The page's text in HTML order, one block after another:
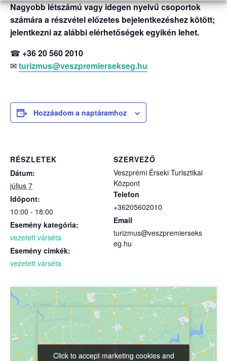
Nagyobb létszámú vagy idegen nyelvű csoportok
számára a részvétel előzetes bejelentkezéshez kötött;
jelentkezni az alábbi elérhetőségek egyikén lehet.
☎ +36 20 560 2010
✉turizmus@veszpremiersekseg.hu
Hozzáadom a naptáramhoz
RÉSZLETEK
Dátum:
július 7
Időpont:
10:00 - 18:00
Esemény kategória:
vezetett várséta
Esemény címkék:
vezetett várséta
SZERVEZŐ
Veszprémi Érseki Turisztikai
Központ
Telefon
+36205602010
Email
turizmus@veszpremierseks
eg.hu
Click to accept marketing cookies and
Click to accept marketing cookies and